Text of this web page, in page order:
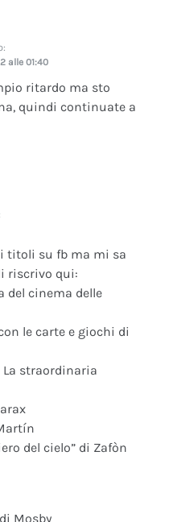
alle 01:40
ritardo ma sto
quindi continuate a
titoli su fb ma mi sa
riscrivo qui:
del cinema delle
le carte e giochi di
straordinaria
del cielo” di Zafòn
Mosby